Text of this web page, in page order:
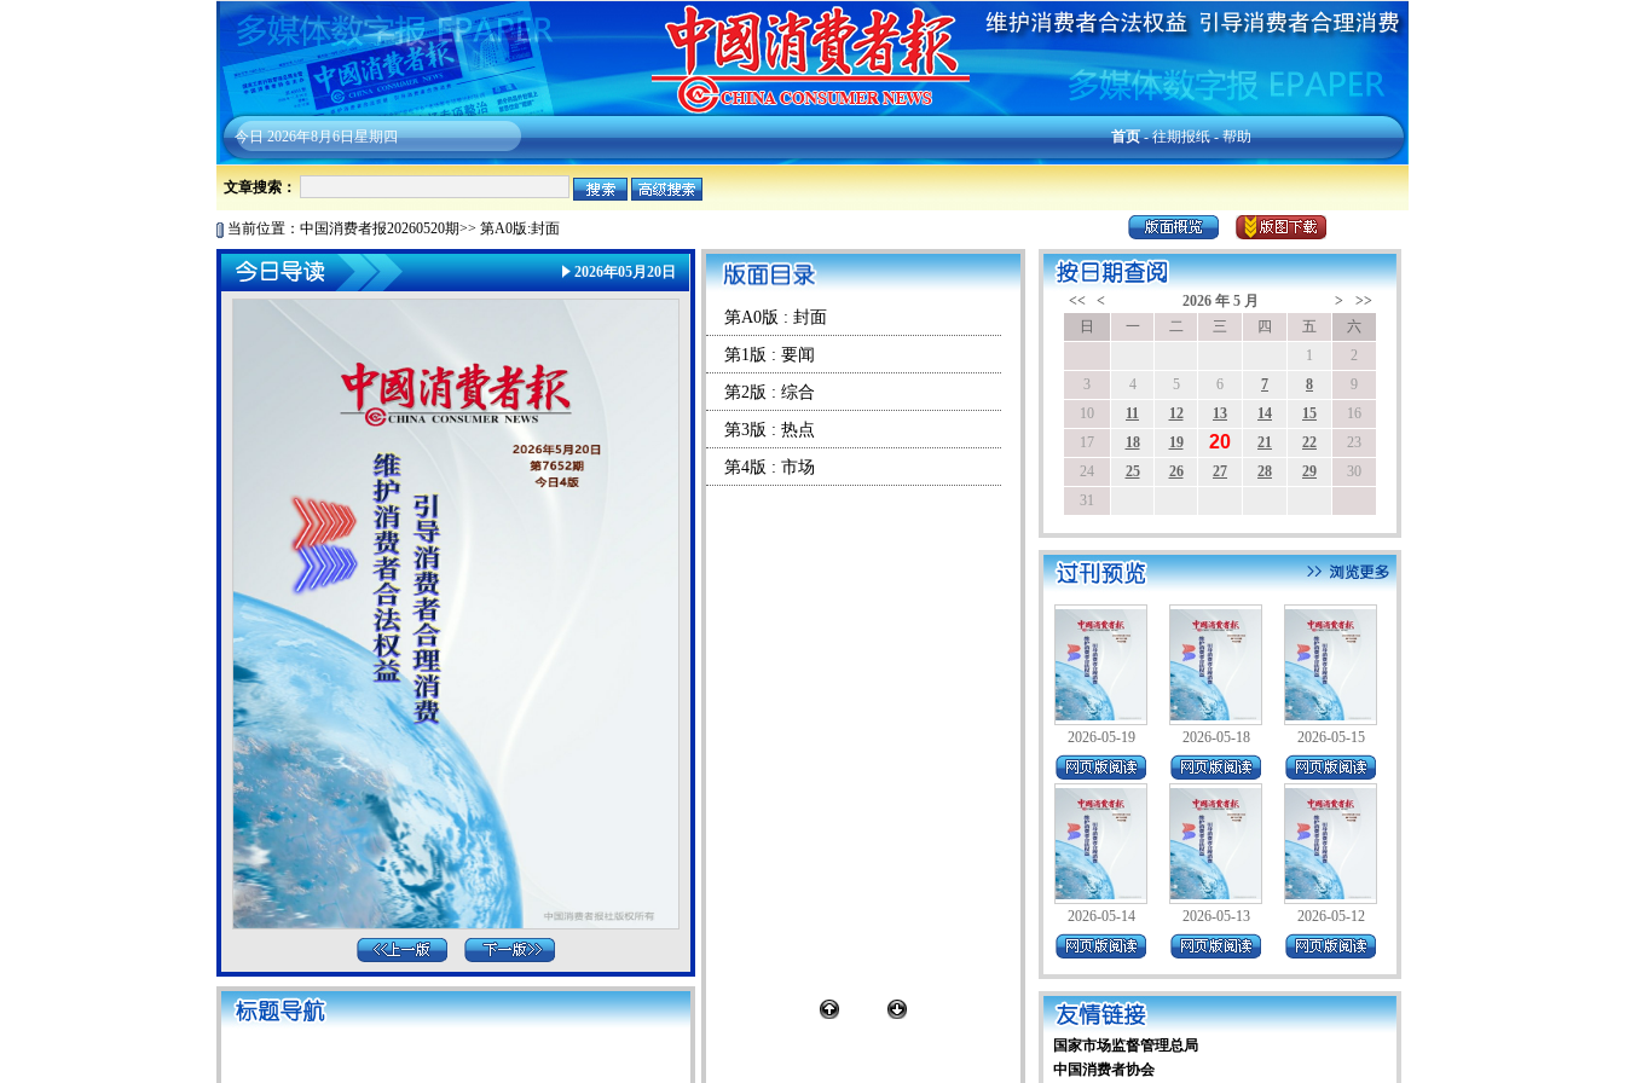
今日2026年8月6日星期四 首页-往期报纸-帮助
文章搜索：
当前位置： 中国消费者报20260520期>> 第A0版:封面
2026年05月20日
第A0版 : 封面
第1版 : 要闻
第2版 : 综合
第3版 : 热点
第4版 : 市场
2026-05-19 2026-05-18 2026-05-15
2026-05-14 2026-05-13 2026-05-12
国家市场监督管理总局
中国消费者协会